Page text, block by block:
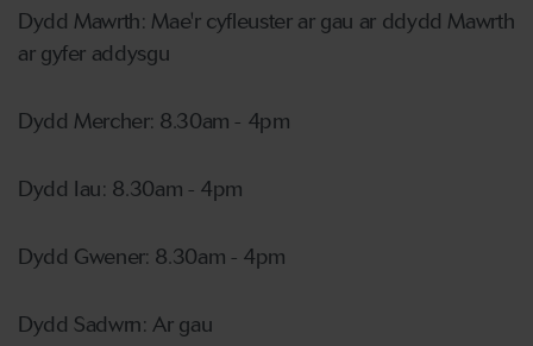
Dydd Mawrth: Mae'r cyfleuster ar gau ar ddydd Mawrth
ar gyfer addysgu
Dydd Mercher: 8.30am - 4pm
Dydd Iau: 8.30am - 4pm
Dydd Gwener: 8.30am - 4pm
Dydd Sadwrn: Ar gau